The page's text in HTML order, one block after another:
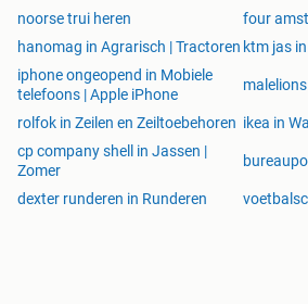
noorse trui heren
four
hanomag in Agrarisch | Tractoren ktm jas
iphone ongeopend in Mobiele
telefoons | Apple iPhone
malelions
rolfok in Zeilen en Zeiltoebehoren ikea in
cp company shell in Jassen |
Zomer
dexter runderen in Runderen